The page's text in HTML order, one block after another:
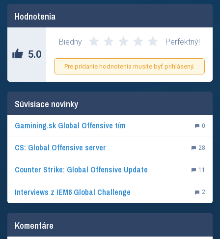
Hodnotenia
5.0
Biedny Perfektný!
Pre pridanie hodnotenia musíte byť prihlásený.
Súvisiace novinky
Gamining.sk Global Offensive tím 0
CS: Global Offensive server 28
Counter Strike: Global Offensive Update 11
Interviews z IEM6 Global Challenge 2
Komentáre